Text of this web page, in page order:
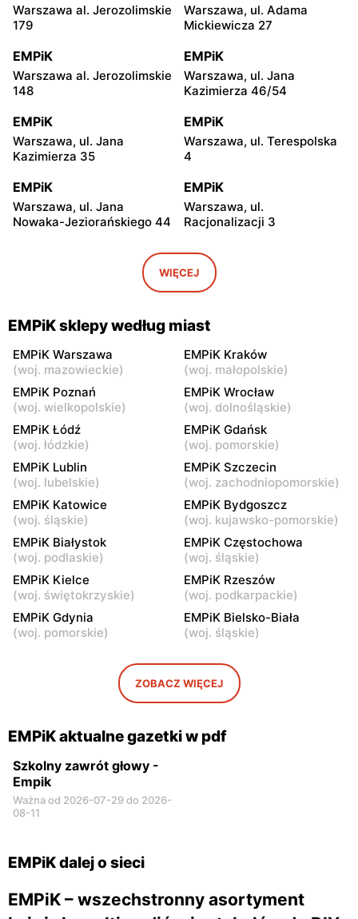
Warszawa al. Jerozolimskie
179
Warszawa, ul. Adama
Mickiewicza 27
EMPiK
Warszawa al. Jerozolimskie
148
EMPiK
Warszawa, ul. Jana
Kazimierza 46/54
EMPiK
Warszawa, ul. Jana
Kazimierza 35
EMPiK
Warszawa, ul. Terespolska
4
EMPiK
Warszawa, ul. Jana
Nowaka-Jeziorańskiego 44
EMPiK
Warszawa, ul.
Racjonalizacji 3
Warszawa, ul. Bukowa 25
EMPiK
Warszawa, ul. Górczewska
124
EMPiK
Warszawa, ul. Grochowska
230
EMPiK
EMPiK
Warszawa, ul. Łopuszańska
22
EMPiK
Warszawa, ul. Wołoska 12
EMPiK
Warszawa, ul. Gen. Augusta
Emila Fieldorfa Nila 41
EMPiK
Warszawa, ul. Powsińska 31
EMPiK
Warszawa, ul. Powstańców
Śląskich 106
EMPiK
Warszawa, ul. Rembielińska
20
EMPiK
Warszawa al. Zjednoczenia
25
EMPiK
Warszawa, ul.
Ostrobramska 75C
Tadeusza Pełczyńskiego 14
Warszawa, ul. Bokserska 56
Warszawa, ul. Lazurowa 71
A
Warszawa, ul. Annopol 2
WIĘCEJ
EMPiK sklepy według miast
EMPiK Warszawa
(woj. mazowieckie)
EMPiK Kraków
(woj. małopolskie)
EMPiK Poznań
(woj. wielkopolskie)
EMPiK Wrocław
(woj. dolnośląskie)
EMPiK Łódź
(woj. łódzkie)
EMPiK Gdańsk
(woj. pomorskie)
EMPiK Lublin
(woj. lubelskie)
EMPiK Szczecin
(woj. zachodniopomorskie)
EMPiK Katowice
(woj. śląskie)
EMPiK Bydgoszcz
(woj. kujawsko-pomorskie)
EMPiK Białystok
(woj. podlaskie)
EMPiK Częstochowa
(woj. śląskie)
EMPiK Kielce
(woj. świętokrzyskie)
EMPiK Rzeszów
(woj. podkarpackie)
EMPiK Gdynia
(woj. pomorskie)
EMPiK Bielsko-Biała
(woj. śląskie)
ZOBACZ WIĘCEJ
EMPiK aktualne gazetki w pdf
Szkolny zawrót głowy -
Empik
Ważna od 2026-07-29 do 2026-
08-11
EMPiK dalej o sieci
EMPiK – wszechstronny asortyment